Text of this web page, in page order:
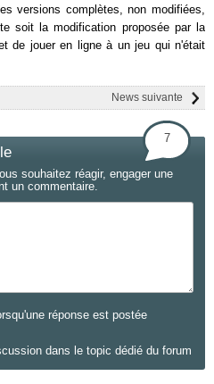
versions complètes, non modifiées,
soit la modification proposée par la
de jouer en ligne à un jeu qui n'était
News suivante
7
souhaitez réagir, engager une
un commentaire.
réponse est postée
dans le topic dédié du forum